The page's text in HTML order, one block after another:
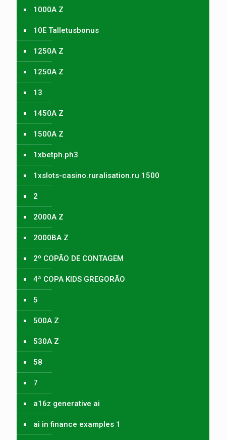
1000A Z
10E Talletusbonus
1250A Z
1250A Z
13
1450A Z
1500A Z
1xbetph.ph3
1xslots-casino.ruralisation.ru 1500
2
2000A Z
2000BA Z
2º COPÃO DE CONTAGEM
4ª COPA KIDS GREGORÃO
5
500A Z
530A Z
58
7
a16z generative ai
ai in finance examples 1